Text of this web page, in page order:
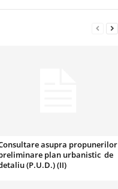
asupra propunerilor
plan urbanistic de
(P.U.D.) (II)